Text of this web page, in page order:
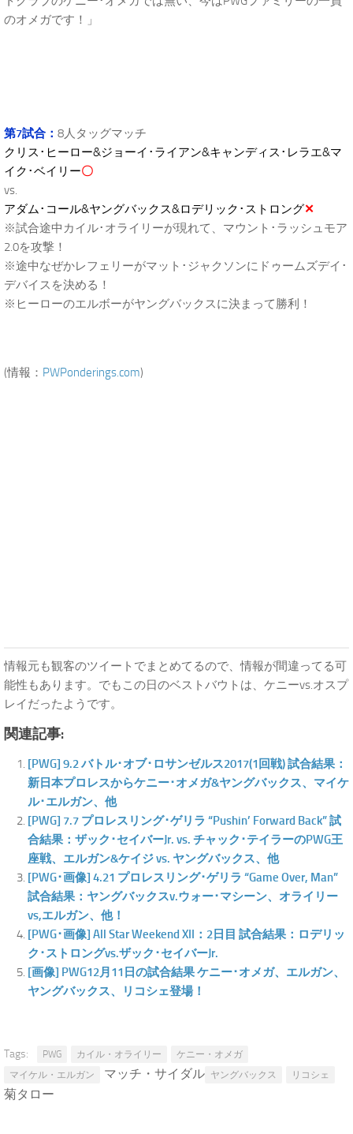
のオメガです！」
第7試合： 8人タッグマッチ
クリス･ヒーロー&ジョーイ･ライアン&キャンディス･レラエ&マ
イク･ベイリー〇
vs.
アダム･コール&ヤングバックス&ロデリック･ストロング✕
※試合途中カイル･オライリーが現れて、マウント･ラッシュモア
2.0を攻撃！
※途中なぜかレフェリーがマット･ジャクソンにドゥームズデイ･
デバイスを決める！
※ヒーローのエルボーがヤングバックスに決まって勝利！
(情報： PWPonderings.com)
情報元も観客のツイートでまとめてるので、情報が間違ってる可
能性もあります。でもこの日のベストバウトは、ケニーvs.オスプ
レイだったようです。
関連記事:
[PWG] 9.2 バトル･オブ･ロサンゼルス2017(1回戦) 試合結果：
新日本プロレスからケニー･オメガ&ヤングバックス、マイケ
ル･エルガン、他
[PWG] 7.7 プロレスリング･ゲリラ “Pushin’ Forward Back” 試
合結果：ザック･セイバーJr. vs. チャック･テイラーのPWG王
座戦、エルガン&ケイジ vs. ヤングバックス、他
[PWG･画像] 4.21 プロレスリング･ゲリラ “Game Over, Man”
試合結果：ヤングバックスv.ウォー･マシーン、オライリー
vs,エルガン、他！
[PWG･画像] All Star Weekend XII：2日目 試合結果：ロデリッ
ク･ストロングvs.ザック･セイバーJr.
[画像] PWG12月11日の試合結果 ケニー･オメガ、エルガン、
ヤングバックス、リコシェ登場！
Tags: PWG カイル・オライリー
ケニー・オメガ
マイケル・エルガン
マッチ・サイダル ヤングバックス リコシェ
菊タロー